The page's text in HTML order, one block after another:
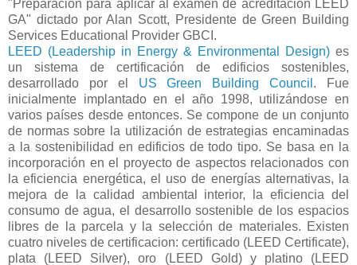
"Preparación para aplicar al examen de acreditación LEED
GA" dictado por Alan Scott, Presidente de Green Building
Services Educational Provider GBCI.
LEED (Leadership in Energy & Environmental Design) es
un sistema de certificación de edificios sostenibles,
desarrollado por el US Green Building Council . Fue
inicialmente implantado en el año 1998, utilizándose en
varios países desde entonces. Se compone de un conjunto
de normas sobre la utilización de estrategias encaminadas
a la sostenibilidad en edificios de todo tipo. Se basa en la
incorporación en el proyecto de aspectos relacionados con
la eficiencia energética, el uso de energías alternativas, la
mejora de la calidad ambiental interior, la eficiencia del
consumo de agua, el desarrollo sostenible de los espacios
libres de la parcela y la selección de materiales. Existen
cuatro niveles de certificacion: certificado (LEED Certificate),
plata (LEED Silver), oro (LEED Gold) y platino (LEED